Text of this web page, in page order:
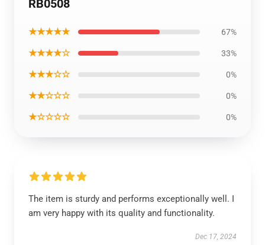
RB0508
★★★★★ 67%
★★★★☆ 33%
★★★☆☆ 0%
★★☆☆☆ 0%
★☆☆☆☆ 0%
The item is sturdy and performs exceptionally well. I
am very happy with its quality and functionality.
Dec 17, 2024